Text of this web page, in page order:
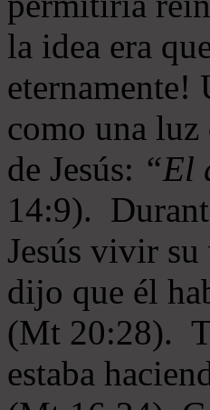
la idea era
eternamente!
como una luz
de Jesús: “El
14:9).
Jesús vivir
dijo que él
(Mt 20:28).
estaba